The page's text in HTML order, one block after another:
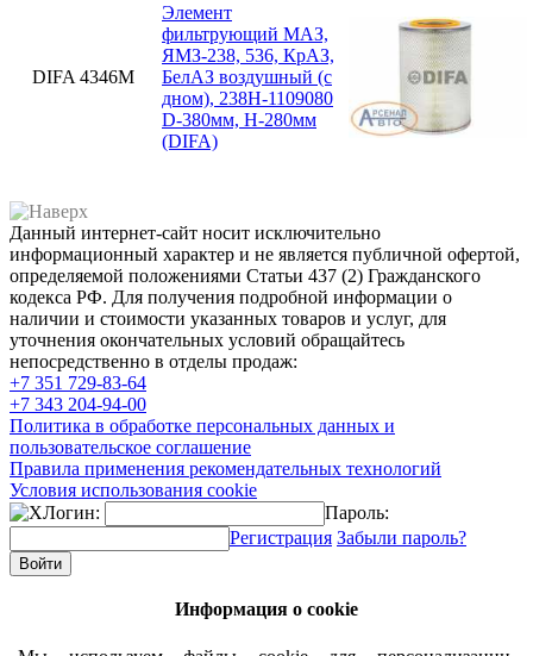
DIFA 4346М
Элемент
фильтрующий МАЗ,
ЯМЗ-238, 536, КрАЗ,
БелАЗ воздушный (с
дном), 238Н-1109080
D-380мм, H-280мм
(DIFA)
Данный интернет-сайт носит исключительно
информационный характер и не является публичной офертой,
определяемой положениями Статьи 437 (2) Гражданского
кодекса РФ. Для получения подробной информации о
наличии и стоимости указанных товаров и услуг, для
уточнения окончательных условий обращайтесь
непосредственно в отделы продаж:
+7 351 729-83-64
+7 343 204-94-00
Политика в обработке персональных данных и
пользовательское соглашение
Правила применения рекомендательных технологий
Условия использования cookie
Логин:
Пароль:
Регистрация Забыли пароль?
Информация о cookie